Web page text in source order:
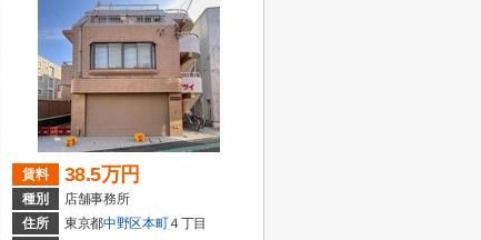
賃料 38.5万円
種別
店舗事務所
住所
東京都中野区本町４丁目